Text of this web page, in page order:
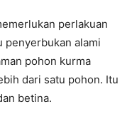
perlakuan
penyerbukan alami
pohon kurma
dari satu pohon. Itu
betina.